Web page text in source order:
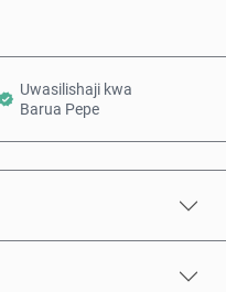
Uwasilishaji kwa
Barua Pepe